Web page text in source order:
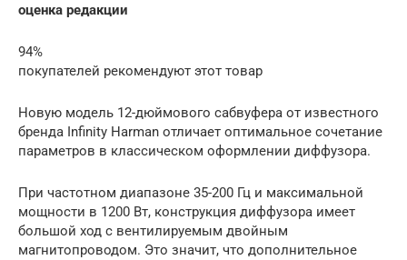
оценка редакции
94%
покупателей рекомендуют этот товар
Новую модель 12-дюймового сабвуфера от известного
бренда Infinity Harman отличает оптимальное сочетание
параметров в классическом оформлении диффузора.
При частотном диапазоне 35-200 Гц и максимальной
мощности в 1200 Вт, конструкция диффузора имеет
большой ход с вентилируемым двойным
магнитопроводом. Это значит, что дополнительное